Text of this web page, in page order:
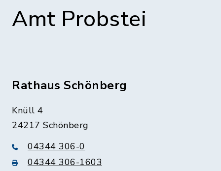
Amt Probstei
Rathaus Schönberg
Knüll 4
24217 Schönberg
04344 306-0
04344 306-1603